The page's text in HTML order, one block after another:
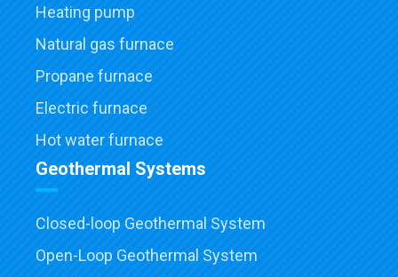
Heating pump
Natural gas furnace
Propane furnace
Electric furnace
Hot water furnace
Geothermal Systems
Closed-loop Geothermal System
Open-Loop Geothermal System